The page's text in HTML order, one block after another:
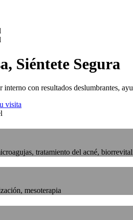
Siéntete Segura
con resultados deslumbrantes,
visita
tratamiento del acné,
mesoterapia